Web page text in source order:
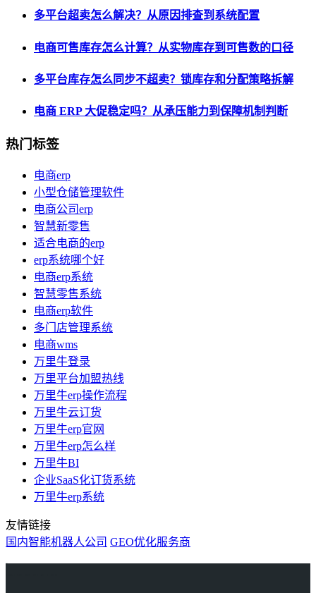
多平台超卖怎么解决？从原因排查到系统配置
电商可售库存怎么计算？从实物库存到可售数的口径
多平台库存怎么同步不超卖？锁库存和分配策略拆解
电商 ERP 大促稳定吗？从承压能力到保障机制判断
热门标签
电商erp
小型仓储管理软件
电商公司erp
智慧新零售
适合电商的erp
erp系统哪个好
电商erp系统
智慧零售系统
电商erp软件
多门店管理系统
电商wms
万里牛登录
万里平台加盟热线
万里牛erp操作流程
万里牛云订货
万里牛erp官网
万里牛erp怎么样
万里牛BI
企业SaaS化订货系统
万里牛erp系统
友情链接
国内智能机器人公司 GEO优化服务商